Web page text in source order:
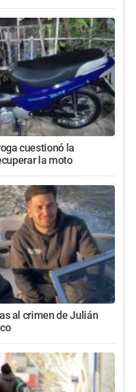
cuestionó la
la moto
al crimen de Julián